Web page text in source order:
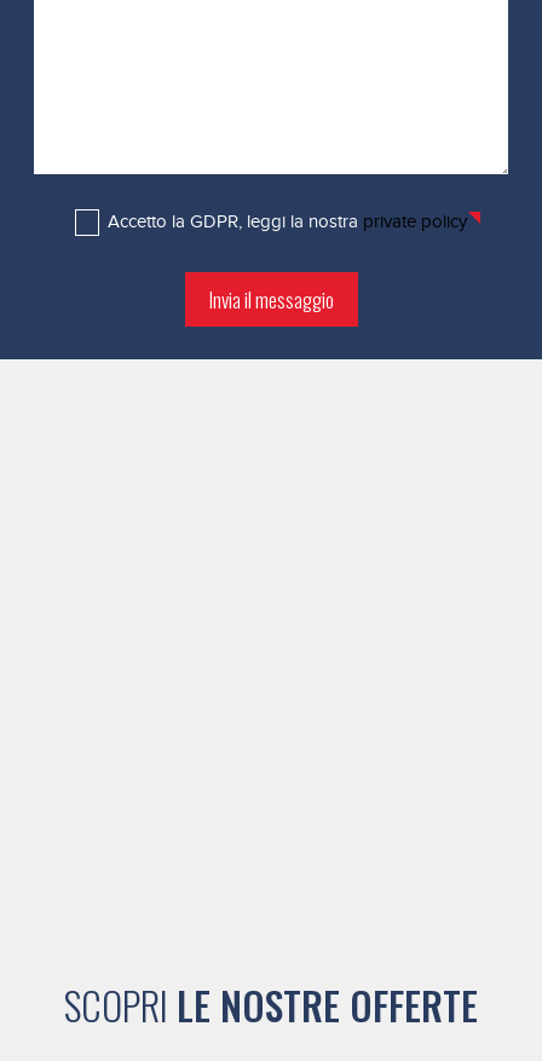
Accetto la GDPR, leggi la nostra private policy
Invia il messaggio
SCOPRI LE NOSTRE OFFERTE